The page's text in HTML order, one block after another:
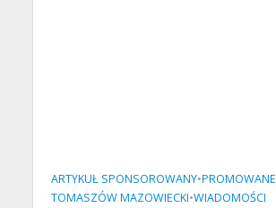
ARTYKUŁ SPONSOROWANY•PROMOWANE
TOMASZÓW MAZOWIECKI•WIADOMOŚCI